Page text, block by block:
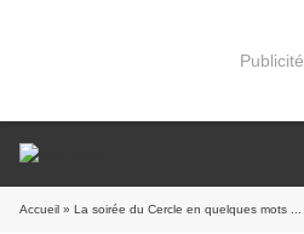
Publicité
Accueil » La soirée du Cercle en quelques mots ...